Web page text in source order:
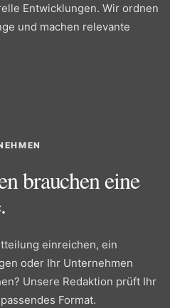
Entwicklungen. Wir ordnen
und machen relevante
brauchen eine
einreichen, ein
oder Ihr Unternehmen
Unsere Redaktion prüft Ihr
Format.